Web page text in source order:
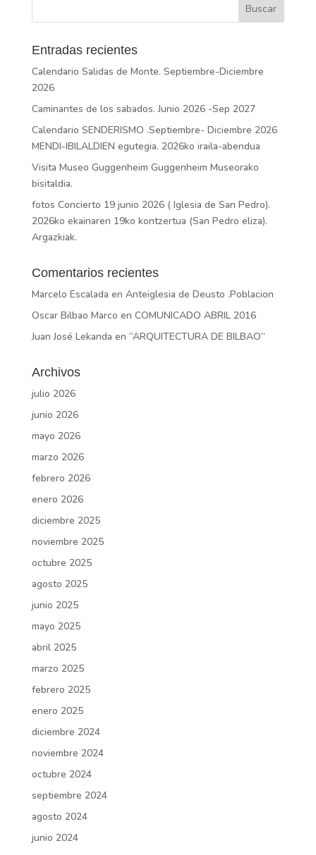
Entradas recientes
Calendario Salidas de Monte. Septiembre-Diciembre
2026
Caminantes de los sabados. Junio 2026 -Sep 2027
Calendario SENDERISMO .Septiembre- Diciembre 2026
MENDI-IBILALDIEN egutegia. 2026ko iraila-abendua
Visita Museo Guggenheim Guggenheim Museorako
bisitaldia.
fotos Concierto 19 junio 2026 ( Iglesia de San Pedro).
2026ko ekainaren 19ko kontzertua (San Pedro eliza).
Argazkiak.
Comentarios recientes
Marcelo Escalada en Anteiglesia de Deusto .Poblacion
Oscar Bilbao Marco en COMUNICADO ABRIL 2016
Juan José Lekanda en “ARQUITECTURA DE BILBAO”
Archivos
julio 2026
junio 2026
mayo 2026
marzo 2026
febrero 2026
enero 2026
diciembre 2025
noviembre 2025
octubre 2025
agosto 2025
junio 2025
mayo 2025
abril 2025
marzo 2025
febrero 2025
enero 2025
diciembre 2024
noviembre 2024
octubre 2024
septiembre 2024
agosto 2024
junio 2024